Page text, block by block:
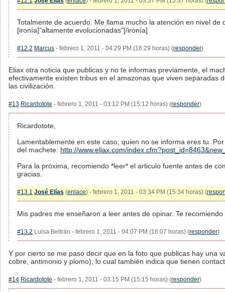
Totalmente de acuerdo. Me llama mucho la atención en nivel
[ironía]"altamente evolucionadas"[/ironía]
#12.2 Marcus - febrero 1, 2011 - 04:29 PM (16:29 horas) (responder)
Eliax otra noticia que publicas y no te informas previamente, el
efectivamente existen tribus en el amazonas que viven separadas
las civilización.
#13 Ricardotote - febrero 1, 2011 - 03:12 PM (15:12 horas) (responder)
Ricardotote,
Lamentablemente en este caso, quien no se informa eres tu.
del machete: http://www.eliax.com/
Para la próxima, recomiendo *leer* el articulo fuente antes de
gracias.
#13.1 José Elías (enlace) - febrero 1, 2011 - 03:34 PM (15:34 horas) (
Mis padres me enseñaron a leer antes de opinar. Te
#13.2 Luisa Beltrán - febrero 1, 2011 - 04:07 PM (16:07 horas) (responder)
Y por cierto se me paso decir que en la foto que publicas hay una
cobre, antimonio y plomo), lo cual también indica que tienen
#14 Ricardotote - febrero 1, 2011 - 03:15 PM (15:15 horas) (responder)